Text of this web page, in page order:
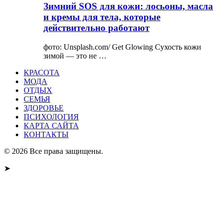
Зимний SOS для кожи: лосьоны, масла
и кремы для тела, которые
действительно работают
фото: Unsplash.com/ Get Glowing Сухость кожи
зимой — это не …
КРАСОТА
МОДА
ОТДЫХ
СЕМЬЯ
ЗДОРОВЬЕ
ПСИХОЛОГИЯ
КАРТА САЙТА
КОНТАКТЫ
© 2026 Все права защищены.
➤